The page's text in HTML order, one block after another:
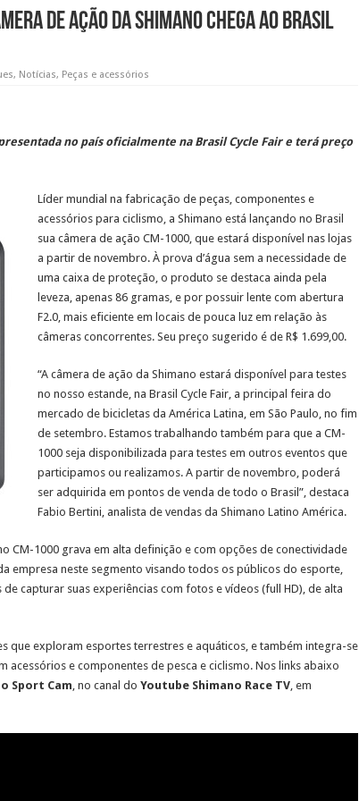
de ação da Shimano chega ao Brasil
, Notícias, Peças e acessórios
no país oficialmente na Brasil Cycle Fair e terá preço
Líder mundial na fabricação de peças, componentes e
acessórios para ciclismo, a Shimano está lançando no Brasil
sua câmera de ação CM-1000, que estará disponível nas lojas
a partir de novembro. À prova d’água sem a necessidade de
uma caixa de proteção, o produto se destaca ainda pela
leveza, apenas 86 gramas, e por possuir lente com abertura
F2.0, mais eficiente em locais de pouca luz em relação às
câmeras concorrentes. Seu preço sugerido é de R$ 1.699,00.
“A câmera de ação da Shimano estará disponível para testes
no nosso estande, na Brasil Cycle Fair, a principal feira do
mercado de bicicletas da América Latina, em São Paulo, no fim
de setembro. Estamos trabalhando também para que a CM-
1000 seja disponibilizada para testes em outros eventos que
participamos ou realizamos. A partir de novembro, poderá
ser adquirida em pontos de venda de todo o Brasil”, destaca
Fabio Bertini, analista de vendas da Shimano Latino América.
CM-1000 grava em alta definição e com opções de conectividade
empresa neste segmento visando todos os públicos do esporte,
capturar suas experiências com fotos e vídeos (full HD), de alta
que exploram esportes terrestres e aquáticos, e também integra-se
acessórios e componentes de pesca e ciclismo. Nos links abaixo
Sport Cam , no canal do Youtube Shimano Race TV , em